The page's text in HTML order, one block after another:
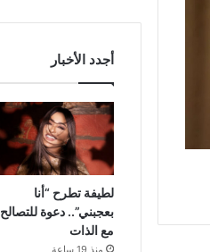
أجدد الأخبار
لطيفة تطرح “أنا
بعجبني”.. دعوة للتصالح
مع الذات
منذ 19 ساعة